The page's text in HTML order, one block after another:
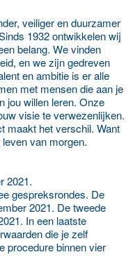
veiliger en duurzamer
1932 ontwikkelen wij
belang. We vinden
en we zijn gedreven
en ambitie is er alle
met mensen die aan je
jou willen leren. Onze
visie te verwezenlijken.
maakt het verschil. Want
van morgen.
2021.
gespreksrondes. De
2021. De tweede
In een laatste
die je zelf
procedure binnen vier